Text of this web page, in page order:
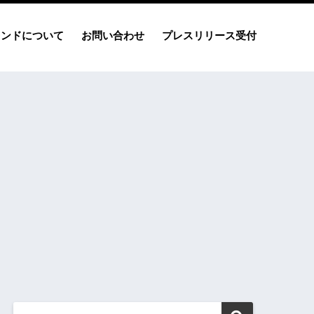
ドについて お問い合わせ プレスリリース受付